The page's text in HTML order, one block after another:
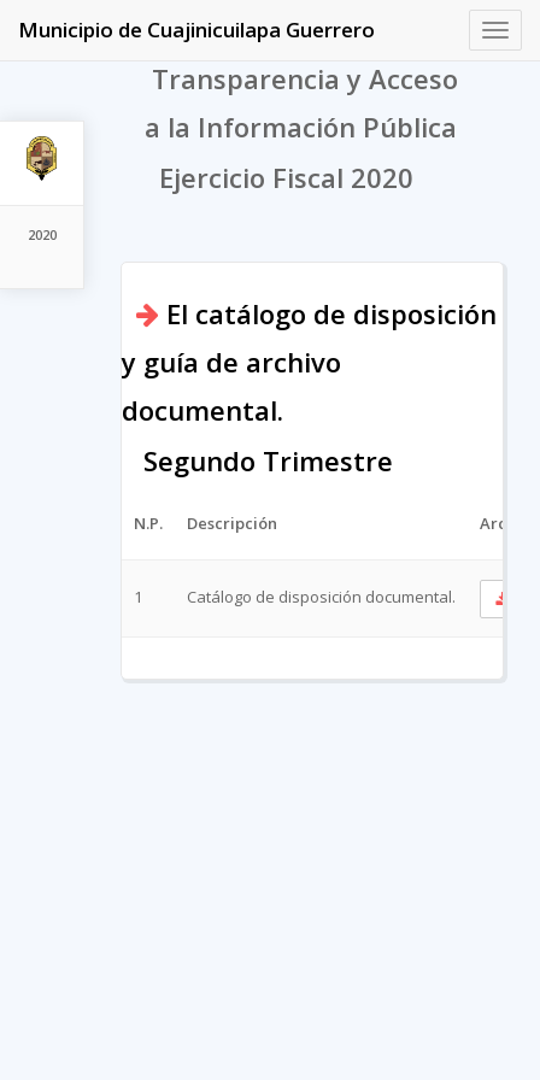
2020
Municipio de Cuajinicuilapa Guerrero
Transparencia y Acceso
a la Información Pública
Ejercicio Fiscal 2020
El catálogo de disposición
y guía de archivo
documental.
Segundo Trimestre
N.P. Descripción Archivo
1 Catálogo de disposición documental.